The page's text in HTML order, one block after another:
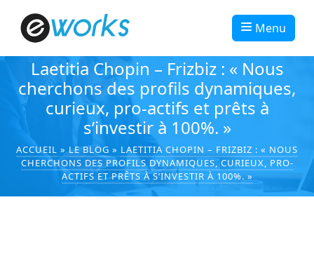
Menu
Laetitia Chopin – Frizbiz : « Nous
cherchons des proﬁls dynamiques,
curieux, pro-actifs et prêts à
s’investir à 100%. »
ACCUEIL »LE BLOG » LAETITIA CHOPIN – FRIZBIZ : « NOUS
CHERCHONS DES PROFILS DYNAMIQUES, CURIEUX, PRO-A
CTIFS ET PRÊTS À S’INVESTIR À 100%. »